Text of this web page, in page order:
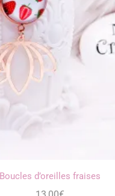
Boucles d’oreilles fraises